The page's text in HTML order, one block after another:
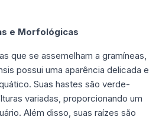
e Morfológicas
que se assemelham a gramíneas,
possui uma aparência delicada e
Suas hastes são verde-
variadas, proporcionando um
Além disso, suas raízes são